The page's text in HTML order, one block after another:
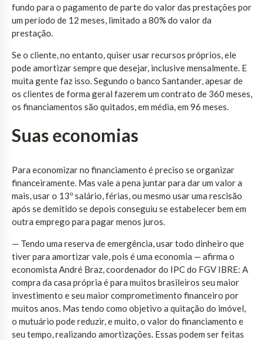
fundo para o pagamento de parte do valor das prestações por
um período de 12 meses, limitado a 80% do valor da
prestação.
Se o cliente, no entanto, quiser usar recursos próprios, ele
pode amortizar sempre que desejar, inclusive mensalmente. E
muita gente faz isso. Segundo o banco Santander, apesar de
os clientes de forma geral fazerem um contrato de 360 meses,
os financiamentos são quitados, em média, em 96 meses.
Suas economias
Para economizar no financiamento é preciso se organizar
financeiramente. Mas vale a pena juntar para dar um valor a
mais, usar o 13º salário, férias, ou mesmo usar uma rescisão
após se demitido se depois conseguiu se estabelecer bem em
outra emprego para pagar menos juros.
— Tendo uma reserva de emergência, usar todo dinheiro que
tiver para amortizar vale, pois é uma economia — afirma o
economista André Braz, coordenador do IPC do FGV IBRE: A
compra da casa própria é para muitos brasileiros seu maior
investimento e seu maior comprometimento financeiro por
muitos anos. Mas tendo como objetivo a quitação do imóvel,
o mutuário pode reduzir, e muito, o valor do financiamento e
seu tempo, realizando amortizações. Essas podem ser feitas